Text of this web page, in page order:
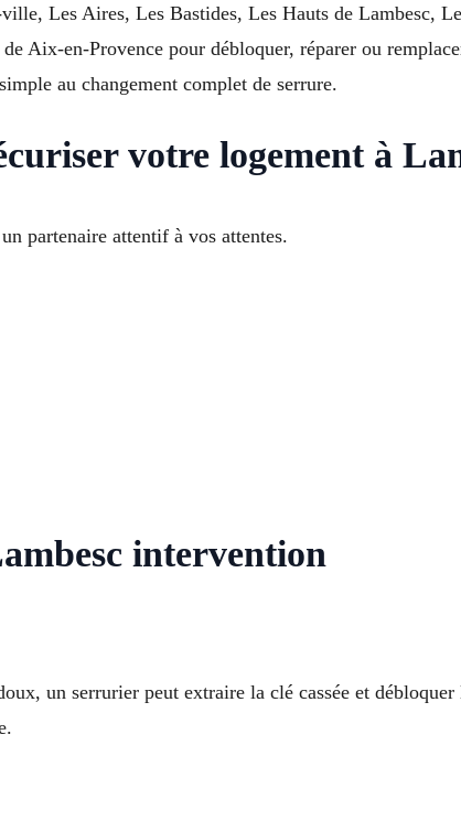
Les Aires, Les Bastides, Les Hauts de Lambesc,
Aix-en-Provence pour débloquer, réparer ou
au changement complet de serrure.
votre logement à
partenaire attentif à vos attentes.
intervention
un serrurier peut extraire la clé cassée et débloquer